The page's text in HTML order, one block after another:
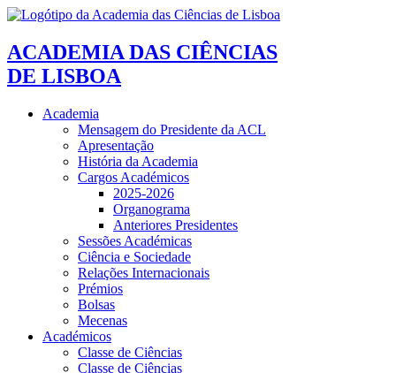
ACADEMIA DAS CIÊNCIAS
DE LISBOA
Academia
Mensagem do Presidente da ACL
Apresentação
História da Academia
Cargos Académicos
2025-2026
Organograma
Anteriores Presidentes
Sessões Académicas
Ciência e Sociedade
Relações Internacionais
Prémios
Bolsas
Mecenas
Académicos
Classe de Ciências
Classe de Ciências